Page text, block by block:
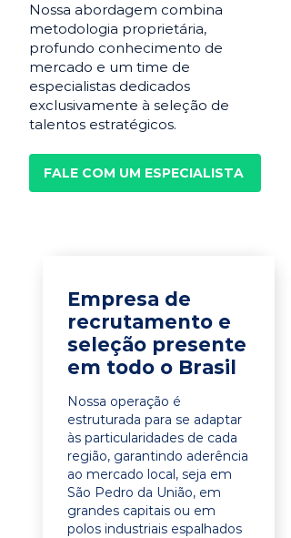
Nossa abordagem combina
metodologia proprietária,
profundo conhecimento de
mercado e um time de
especialistas dedicados
exclusivamente à seleção de
talentos estratégicos.
FALE COM UM ESPECIALISTA
Empresa de
recrutamento e
seleção presente
em todo o Brasil
Nossa operação é
estruturada para se adaptar
às particularidades de cada
região, garantindo aderência
ao mercado local, seja em
São Pedro da União, em
grandes capitais ou em
polos industriais espalhados